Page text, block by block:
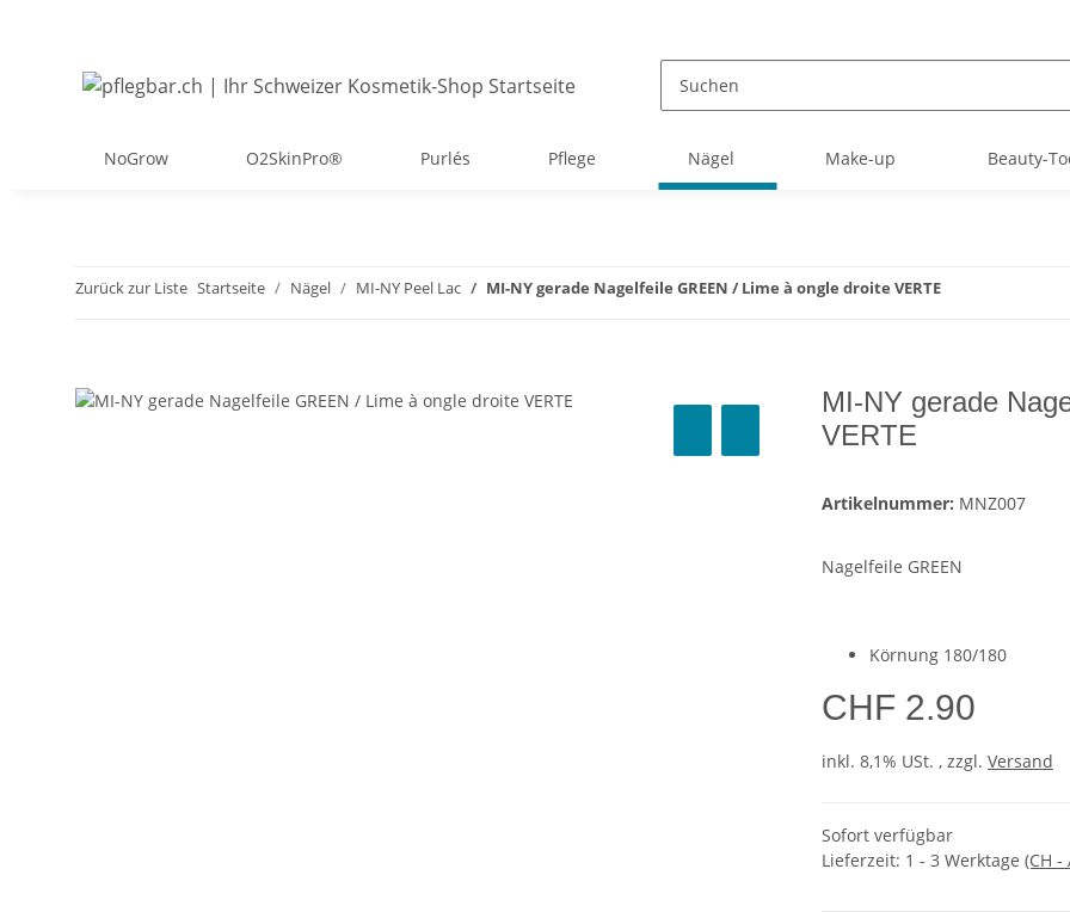
NoGrow O2SkinPro® Purlés Pflege Nägel Make-up Beauty-
Zurück zur Liste Startseite Nägel MI-NY Peel Lac MI-NY gerade Nagelfeile GREEN / Lime à ongle droite VERTE
MI-NY gerade
VERTE
Artikelnummer: MNZ007
Nagelfeile GREEN
Körnung 180/180
CHF 2.90
inkl. 8,1% USt. , zzgl. Versand
Sofort verfügbar
Lieferzeit: 1 - 3 Werktage (CH